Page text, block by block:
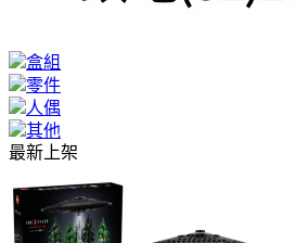
盒組
零件
人偶
其他
最新上架